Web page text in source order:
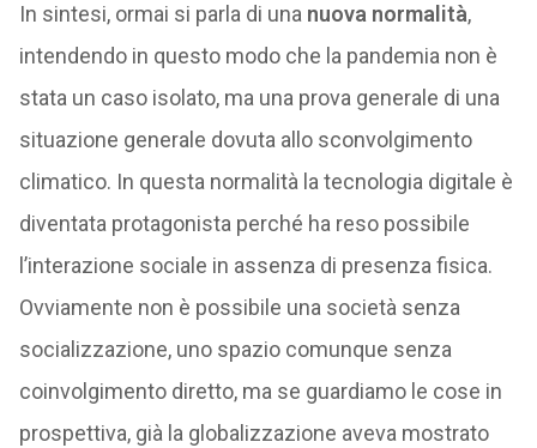
In sintesi, ormai si parla di una nuova normalità,
intendendo in questo modo che la pandemia non è
stata un caso isolato, ma una prova generale di una
situazione generale dovuta allo sconvolgimento
climatico. In questa normalità la tecnologia digitale è
diventata protagonista perché ha reso possibile
l’interazione sociale in assenza di presenza fisica.
Ovviamente non è possibile una società senza
socializzazione, uno spazio comunque senza
coinvolgimento diretto, ma se guardiamo le cose in
prospettiva, già la globalizzazione aveva mostrato